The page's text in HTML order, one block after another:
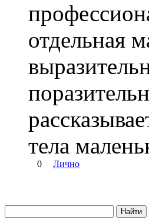
отдельная
тела
0 Лично